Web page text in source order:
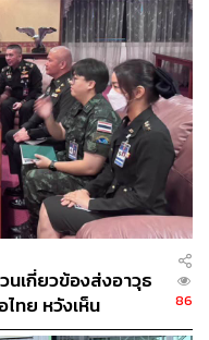
เกี่ยวข้องส่งอาวุธ
ทย หวังเห็น
86